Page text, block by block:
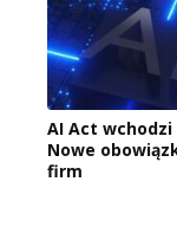
AI Act wchodzi
Nowe
firm